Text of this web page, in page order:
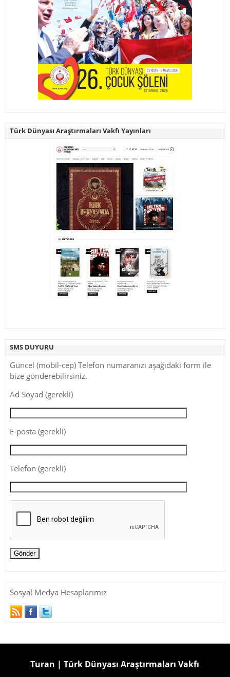
Türk Dünyası Araştırmaları Vakfı Yayınları
SMS DUYURU
Güncel (mobil-cep) Telefon numaranızı aşağıdaki form ile
bize gönderebilirsiniz.
Ad Soyad (gerekli)
E-posta (gerekli)
Telefon (gerekli)
Sosyal Medya Hesaplarımız
Turan | Türk Dünyası Araştırmaları Vakfı